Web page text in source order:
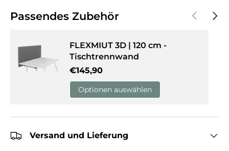
Passendes Zubehör Vorherige
FLEXMIUT 3D | 120 cm -
Tischtrennwand
Normaler Preis
€145,90
Optionen auswählen
Versand und Lieferung